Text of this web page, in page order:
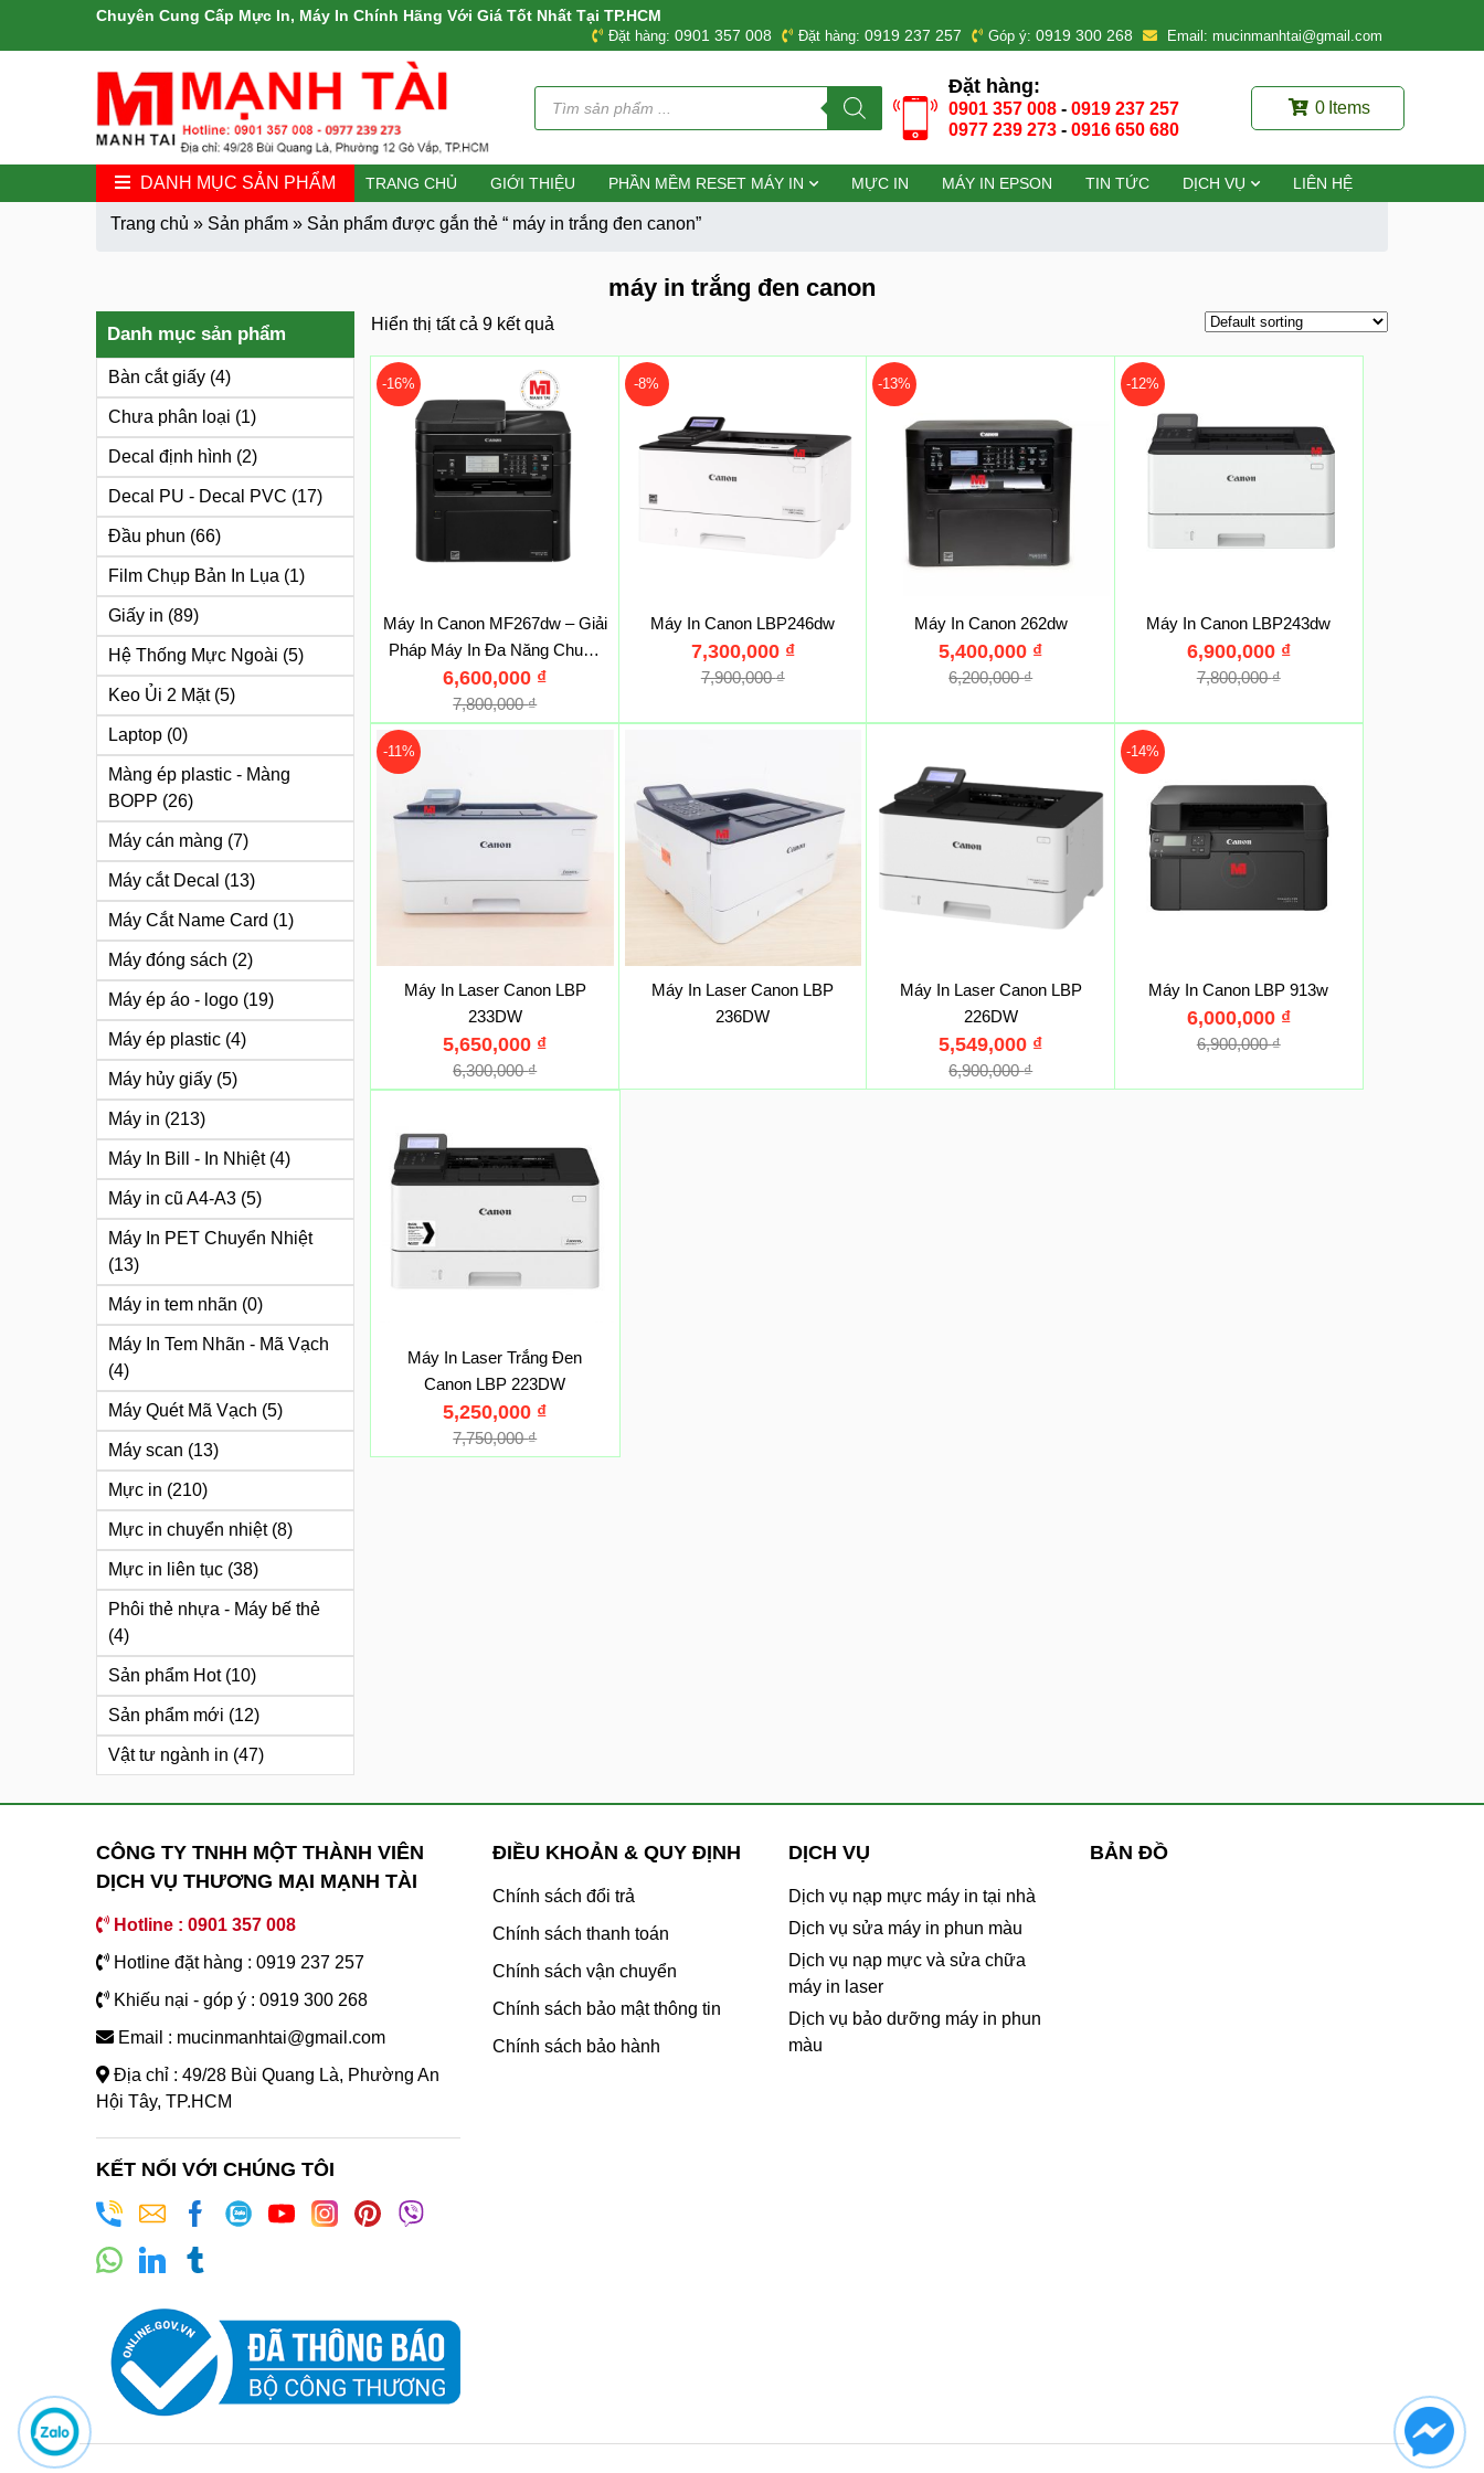
Chuyên Cung Cấp Mực In, Máy In Chính Hãng Với Giá Tốt Nhất Tại TP.HCM
Đặt hàng: 0901 357 008 Đặt hàng: 0919 237 257 Góp ý: 0919 300 268 Email: mucinmanhtai@gmail.com
Tìm
kiếm
sản
Đặt hàng:
0901 357 008- 0919 237 257
0977 239 273- 0916 650 680
0 Items
DANH MỤC SẢN PHẨM TRANG CHỦ GIỚI THIỆU PHẦN MỀM RESET MÁY IN MỰC IN MÁY IN EPSON TIN TỨC DỊCH VỤ LIÊN HỆ
Trang chủ » Sản phẩm» Sản phẩm được gắn thẻ “ máy in trắng đen canon”
máy in trắng đen canon
Danh mục sản phẩm
Bàn cắt giấy (4)
Chưa phân loại (1)
Decal định hình (2)
Decal PU - Decal PVC (17)
Đầu phun (66)
Film Chụp Bản In Lụa (1)
Giấy in (89)
Hệ Thống Mực Ngoài (5)
Keo Ủi 2 Mặt (5)
Laptop (0)
Màng ép plastic - Màng
BOPP (26)
Máy cán màng (7)
Máy cắt Decal (13)
Máy Cắt Name Card (1)
Máy đóng sách (2)
Máy ép áo - logo (19)
Máy ép plastic (4)
Máy hủy giấy (5)
Máy in (213)
Máy In Bill - In Nhiệt (4)
Máy in cũ A4-A3 (5)
Máy In PET Chuyển Nhiệt
(13)
Máy in tem nhãn (0)
Máy In Tem Nhãn - Mã Vạch
(4)
Máy Quét Mã Vạch (5)
Máy scan (13)
Mực in (210)
Mực in chuyển nhiệt (8)
Mực in liên tục (38)
Phôi thẻ nhựa - Máy bế thẻ
(4)
Sản phẩm Hot (10)
Sản phẩm mới (12)
Vật tư ngành in (47)
Hiển thị tất cả 9 kết quả
-16%
Máy In Canon MF267dw – Giải
Pháp Máy In Đa Năng Chuẩn
Văn Phòng Thời Đại Mới
7,800,000₫
6,600,000 ₫
-8%
Máy In Canon LBP246dw
7,900,000₫
7,300,000 ₫
-13%
Máy In Canon 262dw
6,200,000₫
5,400,000 ₫
-12%
Máy In Canon LBP243dw
7,800,000₫
6,900,000 ₫
-11%
Máy In Laser Canon LBP
233DW
6,300,000₫
5,650,000 ₫
Máy In Laser Canon LBP
236DW
Máy In Laser Canon LBP
226DW
6,900,000₫
5,549,000 ₫
-14%
Máy In Canon LBP 913w
6,900,000₫
6,000,000 ₫
Máy In Laser Trắng Đen
Canon LBP 223DW
7,750,000₫
5,250,000 ₫
CÔNG TY TNHH MỘT THÀNH VIÊN
DỊCH VỤ THƯƠNG MẠI MẠNH TÀI
Hotline : 0901 357 008
Hotline đặt hàng : 0919 237 257
Khiếu nại - góp ý : 0919 300 268
Email : mucinmanhtai@gmail.com
Địa chỉ : 49/28 Bùi Quang Là, Phường An
Hội Tây, TP.HCM
KẾT NỐI VỚI CHÚNG TÔI
ĐIỀU KHOẢN & QUY ĐỊNH
Chính sách đổi trả
Chính sách thanh toán
Chính sách vận chuyển
Chính sách bảo mật thông tin
Chính sách bảo hành
DỊCH VỤ
Dịch vụ nạp mực máy in tại nhà
Dịch vụ sửa máy in phun màu
Dịch vụ nạp mực và sửa chữa
máy in laser
Dịch vụ bảo dưỡng máy in phun
màu
BẢN ĐỒ